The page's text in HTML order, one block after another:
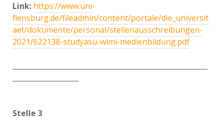
Link: https://www.uni-
flensburg.de/fileadmin/content/portale/die_universit
aet/dokumente/personal/stellenausschreibungen-
2021/622138-studyasu-wimi-medienbildung.pdf
Stelle 3